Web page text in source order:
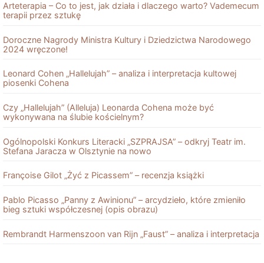
Arteterapia – Co to jest, jak działa i dlaczego warto? Vademecum
terapii przez sztukę
Doroczne Nagrody Ministra Kultury i Dziedzictwa Narodowego
2024 wręczone!
Leonard Cohen „Hallelujah” – analiza i interpretacja kultowej
piosenki Cohena
Czy „Hallelujah” (Alleluja) Leonarda Cohena może być
wykonywana na ślubie kościelnym?
Ogólnopolski Konkurs Literacki „SZPRAJSA” – odkryj Teatr im.
Stefana Jaracza w Olsztynie na nowo
Françoise Gilot „Żyć z Picassem” – recenzja książki
Pablo Picasso „Panny z Awinionu” – arcydzieło, które zmieniło
bieg sztuki współczesnej (opis obrazu)
Rembrandt Harmenszoon van Rĳn „Faust” – analiza i interpretacja